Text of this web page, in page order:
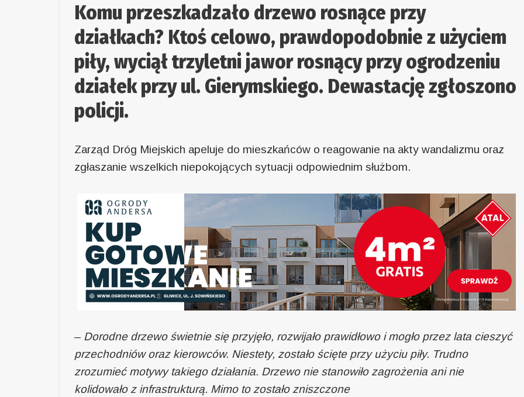
Komu przeszkadzało drzewo rosnące przy
działkach? Ktoś celowo, prawdopodobnie z użyciem
piły, wyciął trzyletni jawor rosnący przy ogrodzeniu
działek przy ul. Gierymskiego. Dewastację zgłoszono
policji.
Zarząd Dróg Miejskich apeluje do mieszkańców o reagowanie na akty wandalizmu oraz
zgłaszanie wszelkich niepokojących sytuacji odpowiednim służbom.
– Dorodne drzewo świetnie się przyjęło, rozwijało prawidłowo i mogło przez lata cieszyć
przechodniów oraz kierowców. Niestety, zostało ścięte przy użyciu piły. Trudno
zrozumieć motywy takiego działania. Drzewo nie stanowiło zagrożenia ani nie
kolidowało z infrastrukturą. Mimo to zostało zniszczone